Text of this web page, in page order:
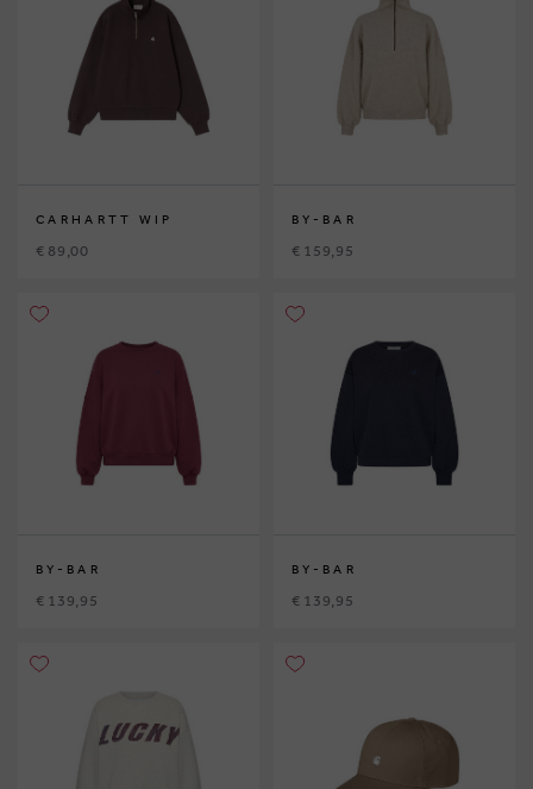
CARHARTT WIP
€ 89,00
BY-BAR
€ 159,95
BY-BAR
€ 139,95
BY-BAR
€ 139,95